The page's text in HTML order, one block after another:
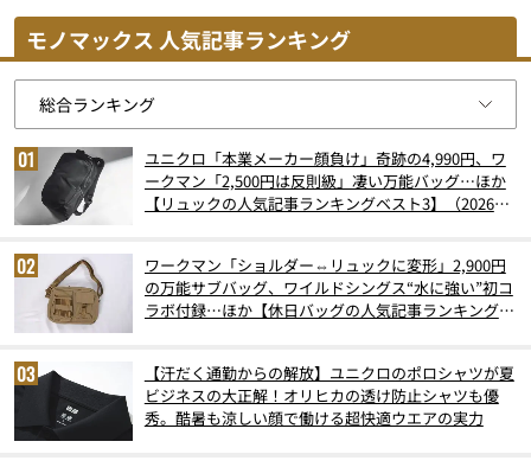
モノマックス 人気記事ランキング
ユニクロ「本業メーカー顔負け」奇跡の4,990円、ワ
ークマン「2,500円は反則級」凄い万能バッグ…ほか
【リュックの人気記事ランキングベスト3】（2026年
ワークマン「ショルダー⇔リュックに変形」2,900円
の万能サブバッグ、ワイルドシングス“水に強い”初コ
ラボ付録…ほか【休日バッグの人気記事ランキングベ
【汗だく通勤からの解放】ユニクロのポロシャツが夏
ビジネスの大正解！オリヒカの透け防止シャツも優
秀。酷暑も涼しい顔で働ける超快適ウエアの実力